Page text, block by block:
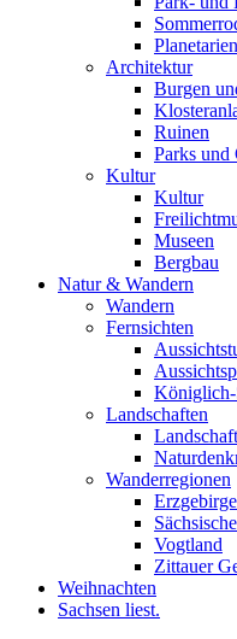
Architektur
Burgen
Ruinen
Parks und
Kultur
Kultur
Museen
Bergbau
Natur & Wandern
Wandern
Fernsichten
Königlich-
Landschaften
Wanderregionen
Vogtland
Zittauer
Weihnachten
Sachsen liest.